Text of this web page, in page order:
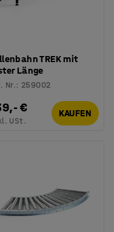
TREK mit
Länge
Nr.: 259002
€
USt.
KAUFEN